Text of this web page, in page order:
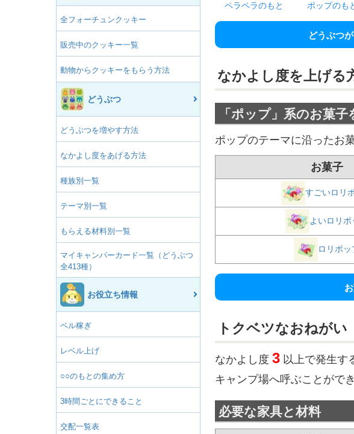
全フォーチュンクッキー
販売中のクッキー一覧
動物からクッキーをもらう方法
どうぶつ
どうぶつを増やす方法
なかよし度をあげる方法
種族別一覧
テーマ別一覧
もらえる材料別一覧
マイキャンパーカード一覧（どうぶつ
全413種）
お役立ち情報
ベル稼ぎ
レベル上げ
○○のもとの集め方
3時間ごとにできること
交配一覧表
ペラペラのもと ポップのも
どうぶつ
なかよし度を上げる
「ポップ」系のお菓
ポップのテーマに沿ったお
お菓子
すごいロリ
よいロリポ
ロリポッ
トクベツなおねがい
なかよし度 3 以上で発生す
キャンプ場へ呼ぶことができ
必要な家具と材料